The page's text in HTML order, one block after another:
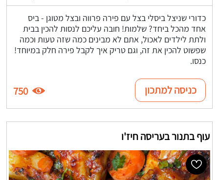
כדורי שניצל ביסלי בצל עם פירה פרווה ובצל מטוגן - ביס
אחד מהכל ביחד? שלמות! חובה עליכם לנסות להכין בבית
ולתת לילדים לאכול, אתם לא מבינים כמה שזה טעות וכמה
שפשוט להכין את זה, וגם טריק איך לקבל פירה חלק במיוחד!
כנסו.
כניסה למתכון 750
עוף בתנור בעריסה חיז'ו